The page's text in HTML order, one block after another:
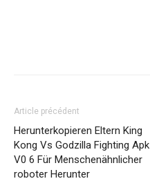
Article précédent
Herunterkopieren Eltern King
Kong Vs Godzilla Fighting Apk
V0 6 Für Menschenähnlicher
roboter Herunter